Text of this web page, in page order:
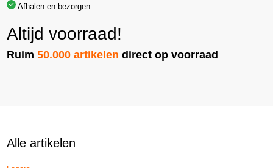
Afhalen en bezorgen
Altijd voorraad!
Ruim50.000 artikelen direct op voorraad
Alle artikelen